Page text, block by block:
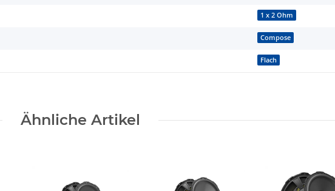
1 x 2 Ohm
Compose
Flach
Ähnliche Artikel